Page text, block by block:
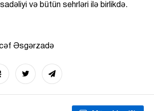
və bütün sehrləri ilə birlikdə.
Əsgərzadə